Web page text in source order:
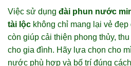
Việc sử dụng đài phun nước
tài lộc không chỉ mang lại vẻ
còn giúp cải thiện phong thủy,
cho gia đình. Hãy lựa chọn cho
nước phù hợp và bố trí đúng